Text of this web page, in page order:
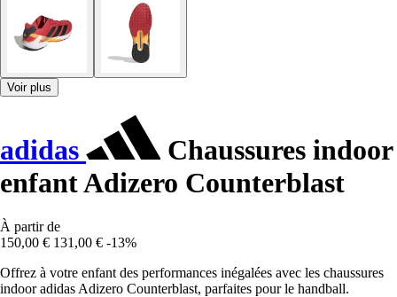
Voir plus
adidas
Chaussures indoor
enfant Adizero Counterblast
À partir de
150,00 € 131,00 € -13%
Offrez à votre enfant des performances inégalées avec les chaussures
indoor adidas Adizero Counterblast, parfaites pour le handball.